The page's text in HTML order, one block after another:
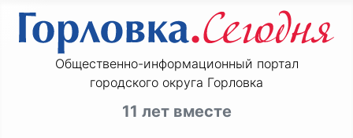
Общественно-информационный портал
городского округа Горловка
11 лет вместе